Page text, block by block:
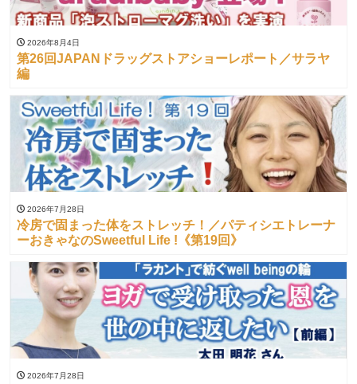
2026年8月4日
第26回JAPANドラッグストアショーレポート／サラヤ
編
2026年7月28日
冷房で固まった体をストレッチ！／パティシエトレーナ
ーおきゃなのSweetful Life !《第19回》
2026年7月28日